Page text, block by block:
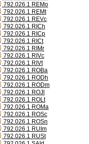
792.026.1 REMo
792.026.1 REMt
792.026.1 REVc
792.026.1 RICh
792.026.1 RICp
792.026.1 RICt
792.026.1 RIMr
792.026.1 RIVc
792.026.1 RIVt
792.026.1 ROBa
792.026.1 RODh
792.026.1 RODm
792.026.1 ROJl
792.026.1 ROLt
792.026.1 ROMa
792.026.1 ROSc
792.026.1 ROSn
792.026.1 RUIm
792.026.1 RUSt